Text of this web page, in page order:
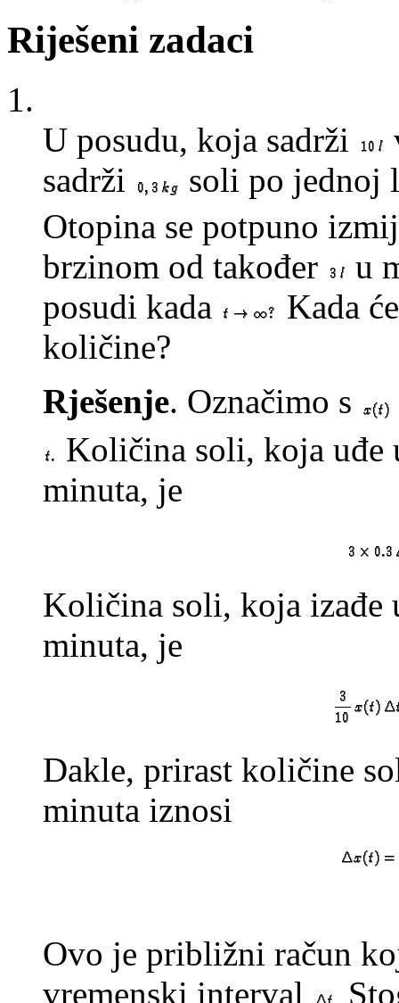
Riješeni zadaci
1.
U posudu, koja sadrži
sadrži
soli po
Otopina se potpuno
brzinom od također
u
posudi kada
Kada
količine?
Rješenje. Označimo s
Količina soli, koja uđe
minuta, je
Količina soli, koja izađe
minuta, je
Dakle, prirast količine
minuta iznosi
Ovo je približni račun
vremenski interval